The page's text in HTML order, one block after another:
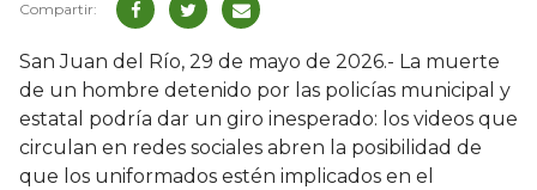
San Juan del Río, 29 de mayo de 2026.- La muerte
de un hombre detenido por las policías municipal y
estatal podría dar un giro inesperado: los videos que
circulan en redes sociales abren la posibilidad de
que los uniformados estén implicados en el